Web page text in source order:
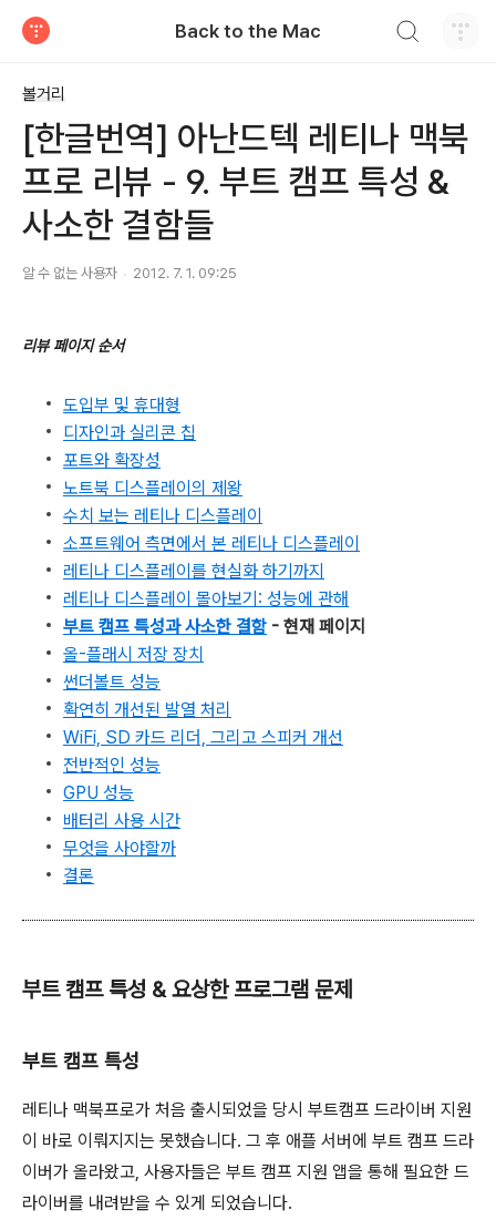
Back to the Mac
볼거리
[한글번역] 아난드텍 레티나 맥북
프로 리뷰 - 9. 부트 캠프 특성 &
사소한 결함들
알 수 없는 사용자 2012. 7. 1. 09:25
리뷰 페이지 순서
도입부 및 휴대형
디자인과 실리콘 칩
포트와 확장성
노트북 디스플레이의 제왕
수치 보는 레티나 디스플레이
소프트웨어 측면에서 본 레티나 디스플레이
레티나 디스플레이를 현실화 하기까지
레티나 디스플레이 몰아보기: 성능에 관해
부트 캠프 특성과 사소한 결함 - 현재 페이지
올-플래시 저장 장치
썬더볼트 성능
확연히 개선된 발열 처리
WiFi, SD 카드 리더, 그리고 스피커 개선
전반적인 성능
GPU 성능
배터리 사용 시간
무엇을 사야할까
결론
부트 캠프 특성 & 요상한 프로그램 문제
부트 캠프 특성
레티나 맥북프로가 처음 출시되었을 당시 부트캠프 드라이버 지원
이 바로 이뤄지지는 못했습니다. 그 후 애플 서버에 부트 캠프 드라
이버가 올라왔고, 사용자들은 부트 캠프 지원 앱을 통해 필요한 드
라이버를 내려받을 수 있게 되었습니다.